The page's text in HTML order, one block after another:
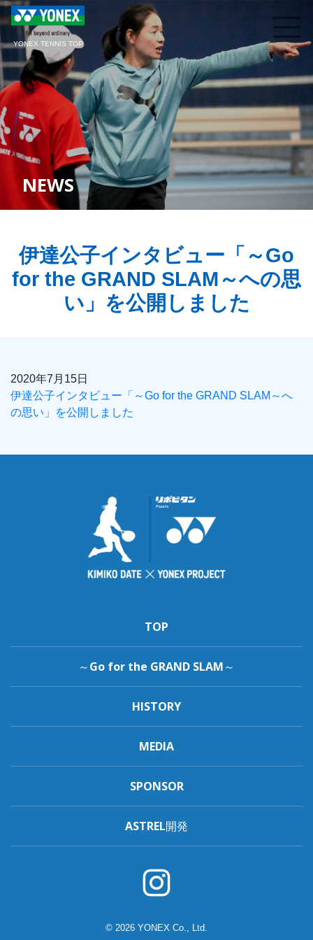
YONEX TENNIS TOP
NEWS
伊達公子インタビュー「～Go
for the GRAND SLAM～への思
い」を公開しました
2020年7月15日
伊達公子インタビュー「～Go for the GRAND SLAM～へ
の思い」を公開しました
TOP
～Go for the GRAND SLAM～
HISTORY
MEDIA
SPONSOR
ASTREL開発
© 2026 YONEX Co., Ltd.